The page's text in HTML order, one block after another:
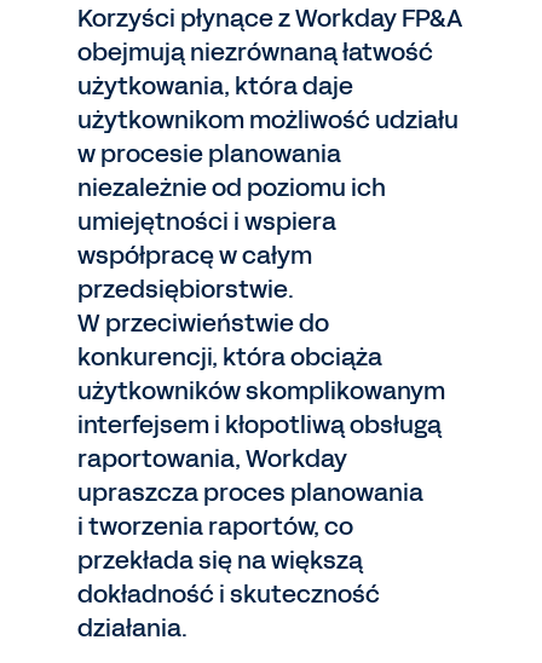
Korzyści płynące z Workday FP&A
obejmują niezrównaną łatwość
użytkowania, która daje
użytkownikom możliwość udziału
w procesie planowania
niezależnie od poziomu ich
umiejętności i wspiera
współpracę w całym
przedsiębiorstwie.
W przeciwieństwie do
konkurencji, która obciąża
użytkowników skomplikowanym
interfejsem i kłopotliwą obsługą
raportowania, Workday
upraszcza proces planowania
i tworzenia raportów, co
przekłada się na większą
dokładność i skuteczność
działania.